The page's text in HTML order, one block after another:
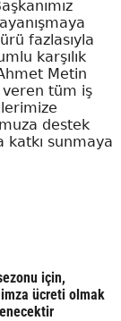
fazlasıyla
karşılık
Metin
veren tüm iş
destek
katkı sunmaya
için,
ücreti olmak